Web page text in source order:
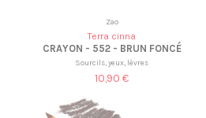
Zao
Terra cinna
CRAYON - 552 - BRUN FONCÉ
Sourcils, yeux, lèvres
10,90 €